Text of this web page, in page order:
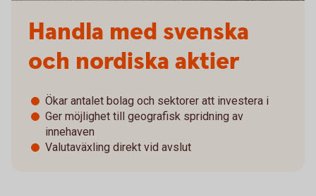
Handla med svenska
och nordiska aktier
Ökar antalet bolag och sektorer att investera i
Ger möjlighet till geografisk spridning av
innehaven
Valutaväxling direkt vid avslut